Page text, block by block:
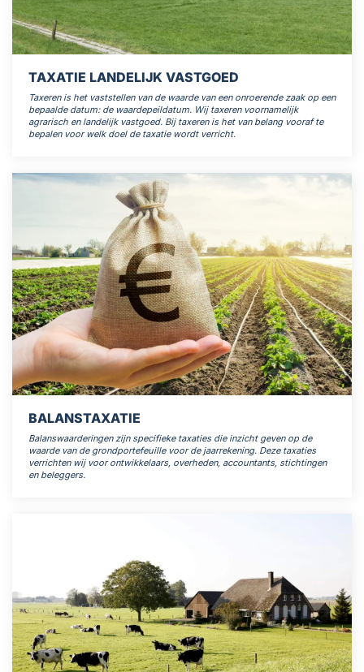
TAXATIE LANDELIJK VASTGOED
Taxeren is het vaststellen van de waarde van een onroerende zaak op een
bepaalde datum: de waardepeildatum. Wij taxeren voornamelijk
agrarisch en landelijk vastgoed. Bij taxeren is het van belang vooraf te
bepalen voor welk doel de taxatie wordt verricht.
BALANSTAXATIE
Balanswaarderingen zijn specifieke taxaties die inzicht geven op de
waarde van de grondportefeuille voor de jaarrekening. Deze taxaties
verrichten wij voor ontwikkelaars, overheden, accountants, stichtingen
en beleggers.